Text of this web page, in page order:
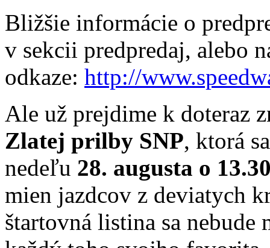
Bližšie informácie o
v sekcii predpredaj, alebo
odkaze: http://
Ale už prejdime k doteraz
Zlatej prilby SNP, ktorá
nedeľu 28. augusta o
mien jazdcov z deviatych
štartovná listina sa